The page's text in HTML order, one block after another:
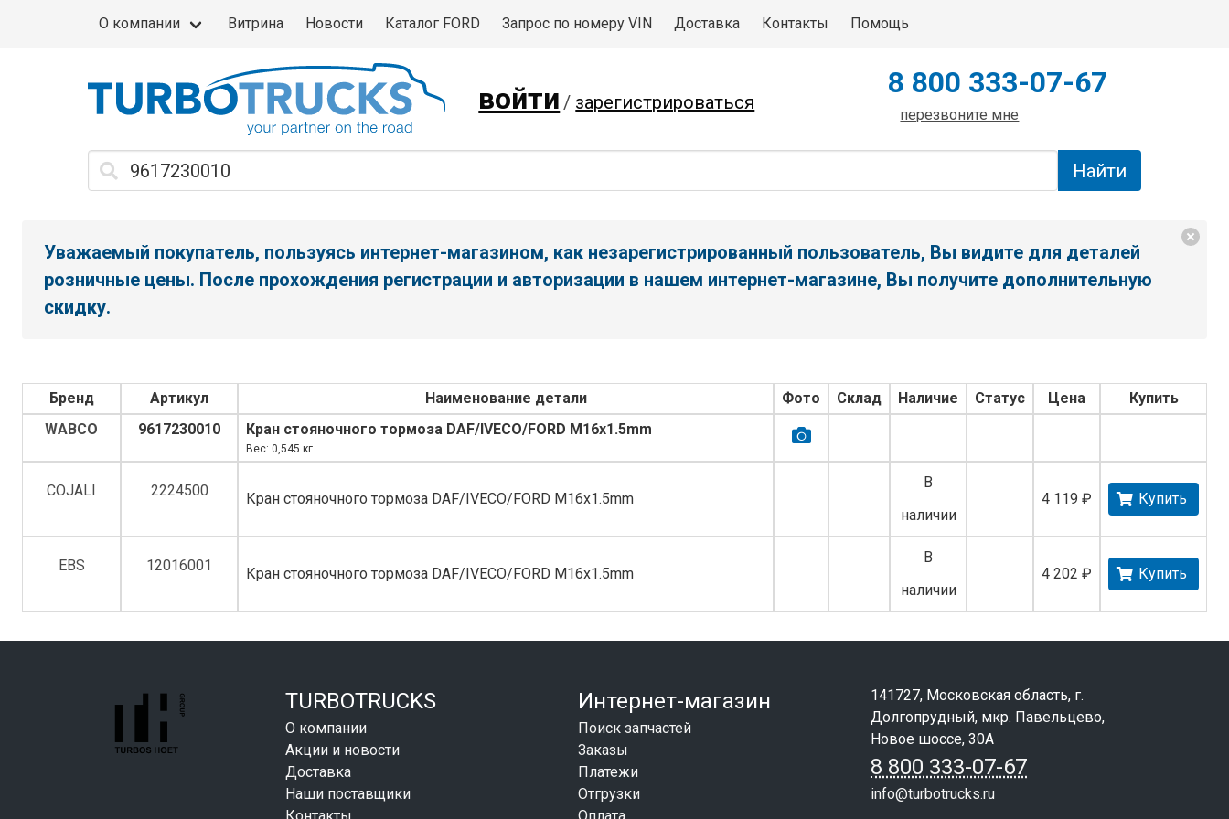
О компании Витрина Новости Каталог FORD Запрос по номеру VIN Доставка Контакты Помощь
войти / зарегистрироваться
8 800 333-07-67
перезвоните мне
Уважаемый покупатель, пользуясь интернет-магазином, как незарегистрированный пользователь, Вы видите для деталей
розничные цены. После прохождения регистрации и авторизации в нашем интернет-магазине, Вы получите дополнительную
скидку.
Бренд Артикул Наименование детали Фото Склад Наличие Статус Цена
Купить
WABCO
9617230010 Кран стояночного тормоза DAF/IVECO/FORD M16x1.5mm
Вес: 0,545 кг.
COJALI 2224500 Кран стояночного тормоза DAF/IVECO/FORD M16x1.5mm
В
наличии
4 119 ₽ Купить
EBS 12016001 Кран стояночного тормоза DAF/IVECO/FORD M16x1.5mm
В
наличии
4 202 ₽ Купить
TURBOTRUCKS
О компании
Акции и новости
Доставка
Наши поставщики
Интернет-магазин
Поиск запчастей
Заказы
Платежи
Отгрузки
141727, Московская область, г.
Долгопрудный, мкр. Павельцево,
Новое шоссе, 30А
8 800 333-07-67
info@turbotrucks.ru